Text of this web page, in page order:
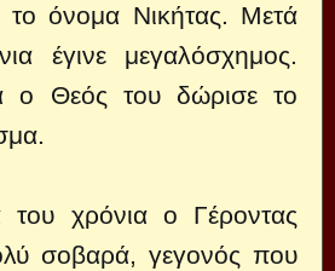
το όνομα Νικήτας. Μετά
έγινε μεγαλόσχημος.
ο Θεός του δώρισε το
του χρόνια ο Γέροντας
σοβαρά, γεγονός που